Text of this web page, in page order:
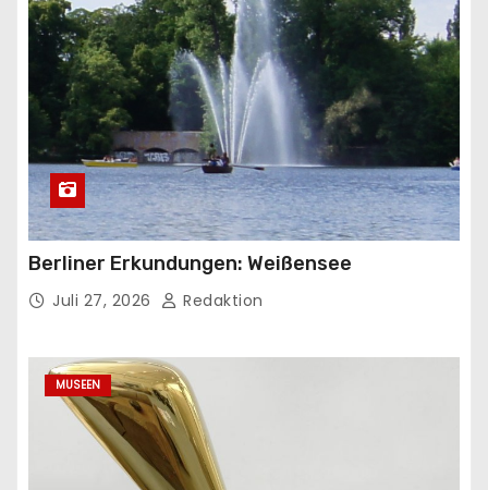
Berliner Erkundungen: Weißensee
Juli 27, 2026 Redaktion
MUSEEN